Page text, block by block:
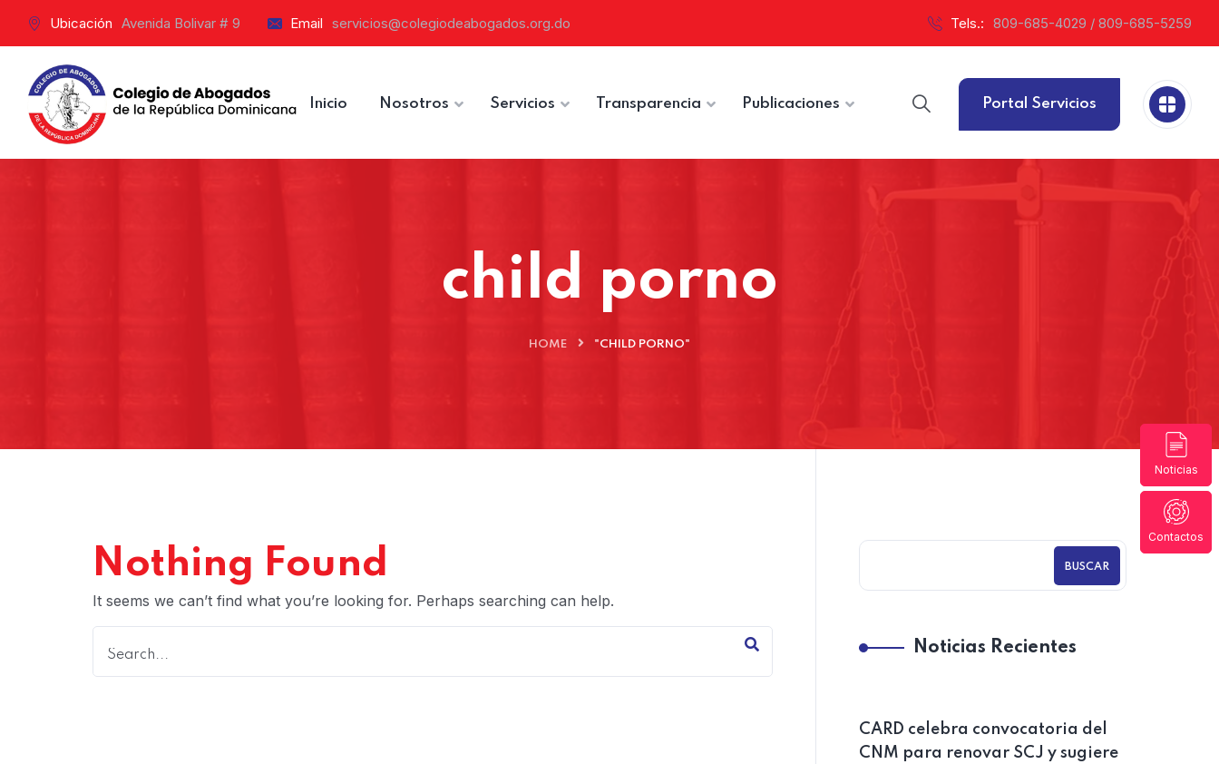
Noticias
Contactos
Ubicación Avenida Bolivar # 9 Email servicios@colegiodeabogados.org.do Tels.: 809-685-4029 / 809-685-5259
Inicio Nosotros Servicios Transparencia Publicaciones Portal Servicios
child porno
HOME "CHILD PORNO"
Nothing Found
It seems we can’t find what you’re looking for. Perhaps searching can help.
BUSCAR
Noticias Recientes
CARD celebra convocatoria del
CNM para renovar SCJ y sugiere